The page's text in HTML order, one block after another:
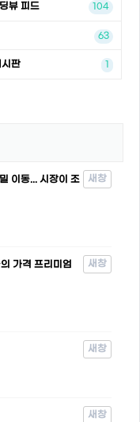
뷰 피드 104
63
판 1
이동... 시장이 조
새창
가격 프리미엄
새창
새창
새창